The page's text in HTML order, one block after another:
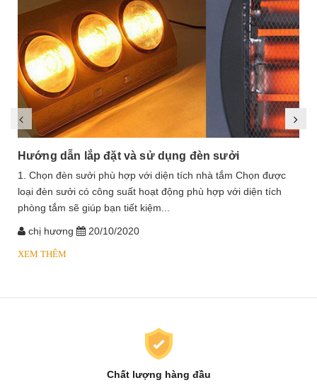
Hướng dẫn lắp đặt và sử dụng đèn sưởi
1. Chọn đèn sưởi phù hợp với diện tích nhà tắm Chọn được
loại đèn sưởi có công suất hoạt động phù hợp với diện tích
phòng tắm sẽ giúp bạn tiết kiệm...
chị hương 20/10/2020
XEM THÊM
Chất lượng hàng đầu